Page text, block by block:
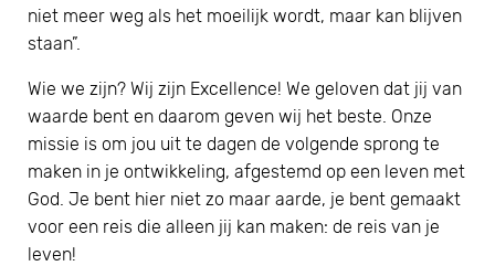
niet meer weg als het moeilijk wordt, maar kan blijven
staan”.
Wie we zijn? Wij zijn Excellence! We geloven dat jij van
waarde bent en daarom geven wij het beste. Onze
missie is om jou uit te dagen de volgende sprong te
maken in je ontwikkeling, afgestemd op een leven met
God. Je bent hier niet zo maar aarde, je bent gemaakt
voor een reis die alleen jij kan maken: de reis van je
leven!